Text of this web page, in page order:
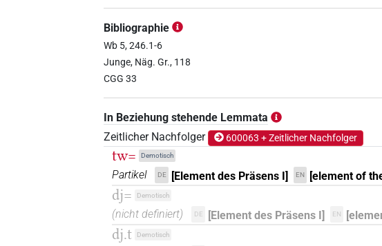
𓏲𓏏
⸮𓏏?𓏲[]
Bibliographie
Wb 5, 246.1-6
Junge, Näg. Gr., 118
CGG 33
In Beziehung stehende Lemmata
Zeitlicher Nachfolger
600063 + Zeitlicher Nachfolger
tw= Demotisch
Partikel DE [Element des Präsens I] EN [element of
dj= Demotisch
(nicht definiert) DE [Element des Präsens I] EN
dj.t Demotisch